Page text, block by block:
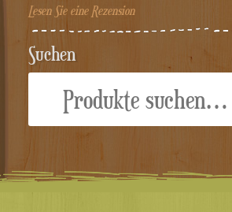
Lesen Sie eine Rezension
Suchen